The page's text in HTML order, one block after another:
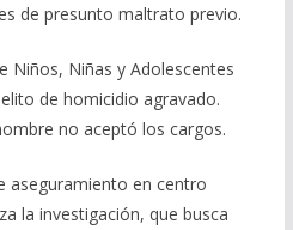
de presunto maltrato previo.
Niños, Niñas y Adolescentes
de homicidio agravado.
no aceptó los cargos.
aseguramiento en centro
la investigación, que busca